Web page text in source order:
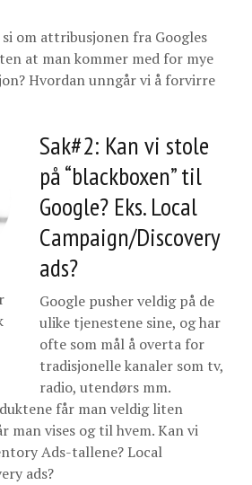
si om attribusjonen fra Googles
at man kommer med for mye
Hvordan unngår vi å forvirre
Sak#2: Kan vi stole
på “blackboxen” til
Google? Eks. Local
Campaign/Discovery
ads?
Google pusher veldig på de
ulike tjenestene sine, og har
ofte som mål å overta for
tradisjonelle kanaler som tv,
radio, utendørs mm.
får man veldig liten
man vises og til hvem. Kan vi
Ads-tallene? Local
ads?